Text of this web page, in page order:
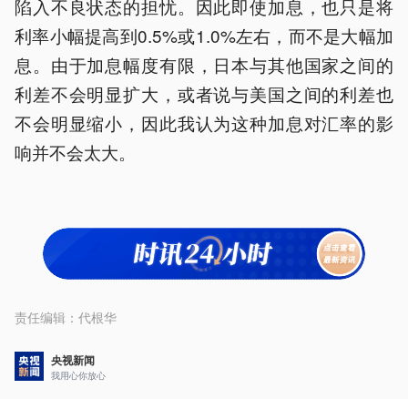
陷入不良状态的担忧。因此即使加息，也只是将
利率小幅提高到0.5%或1.0%左右，而不是大幅加
息。由于加息幅度有限，日本与其他国家之间的
利差不会明显扩大，或者说与美国之间的利差也
不会明显缩小，因此我认为这种加息对汇率的影
响并不会太大。
责任编辑： 代根华
央视新闻
我用心你放心